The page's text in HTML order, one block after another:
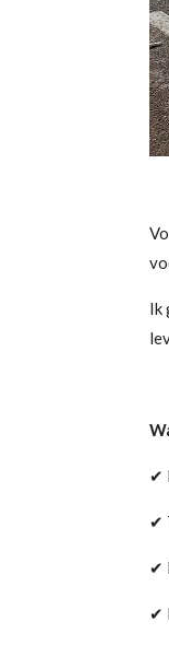
Ik
✔
✔
✔
✔